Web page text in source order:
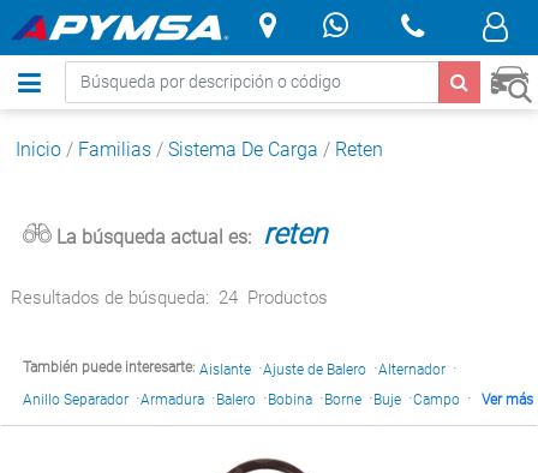
.
Inicio / Familias / Sistema De Carga / Reten
La búsqueda actual es: reten
Resultados de búsqueda: 24 Productos
También puede interesarte: Aislante ·Ajuste de Balero ·Alternador ·
Anillo Separador ·Armadura ·Balero ·Bobina ·Borne ·Buje ·Campo · Ver más